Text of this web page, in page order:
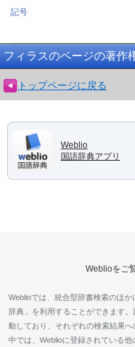
記号
フィラスのページの著作
トップページに戻る
Weblio
国語辞典アプリ
Weblioをご
Weblioでは、統合型辞書検索のほ
辞典」を利用することができます
動しており、それぞれの検索結果
中では、Weblioに登録されている